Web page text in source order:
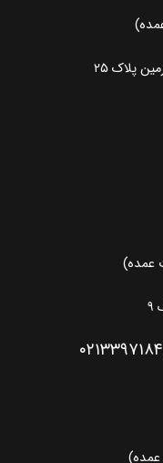
پلاک ۲۵
عمده)
عمده)